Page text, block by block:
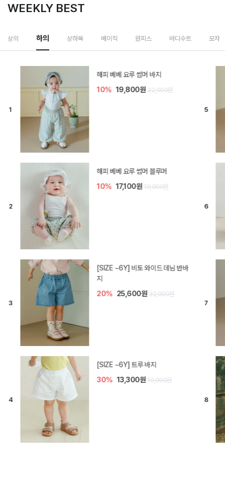
WEEKLY BEST
상의 하의 상하복 베이직 원피스 바디수트 모자
[SIZE ~6Y] 델린 린넨 바지
10% 21,600원 24,000원
듀이 아기 바지
10% 17,100원 19,000원
[SIZE ~6Y] 라핀 카프리 팬츠
30%
엘로디 니트 아기 바지
20% 16,000원 20,000원